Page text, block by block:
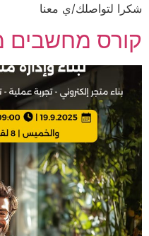
شكرا لتواصلك/ي معنا
קורס מחשבים